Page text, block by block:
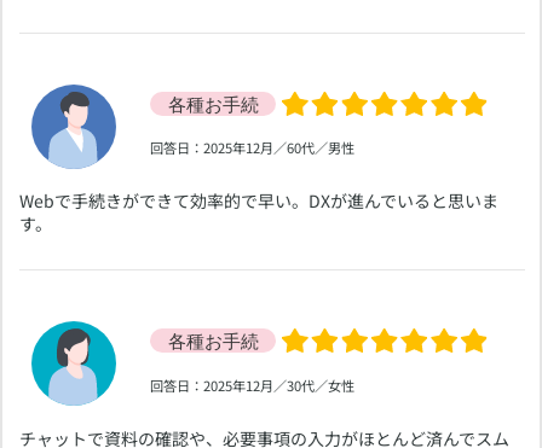
​回答日：2025年12月／60代／男性
​Webで手続きができて効率的で早い。DXが進んでいると思いま
す。
​回答日：2025年12月／30代／女性
​チャットで資料の確認や、必要事項の入力がほとんど済んでスム